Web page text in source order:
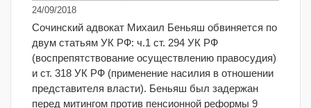
24/09/2018
Сочинский адвокат Михаил Беньяш обвиняется по
двум статьям УК РФ: ч.1 ст. 294 УК РФ
(воспрепятствование осуществлению правосудия)
и ст. 318 УК РФ (применение насилия в отношении
представителя власти). Беньяш был задержан
перед митингом против пенсионной реформы 9